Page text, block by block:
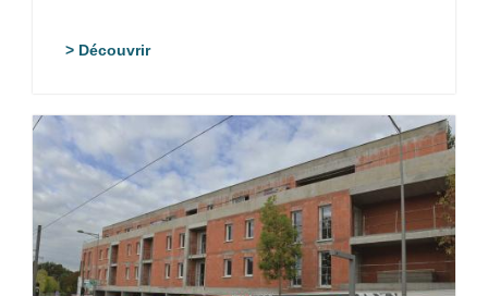
> Découvrir